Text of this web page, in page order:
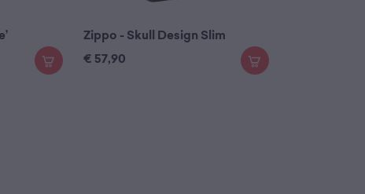
Zippo - Skull Design Slim
€ 57,90